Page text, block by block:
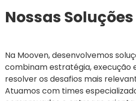
Nossas Soluções
Na Mooven, desenvolvemos
combinam estratégia, execução
resolver os desafios mais
Atuamos com times